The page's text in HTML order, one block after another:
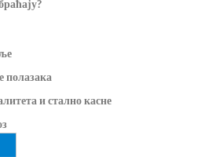
полазака
и стално касне